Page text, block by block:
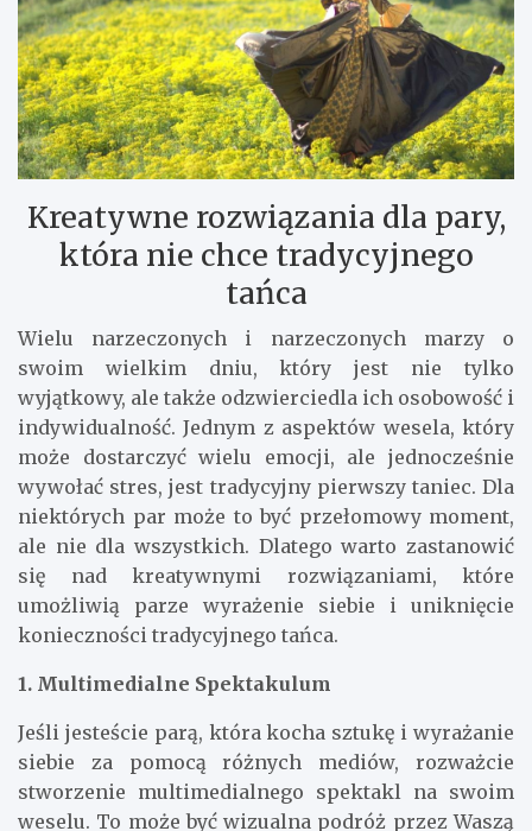
Kreatywne rozwiązania dla pary,
która nie chce tradycyjnego
tańca
Wielu narzeczonych i narzeczonych marzy o
swoim wielkim dniu, który jest nie tylko
wyjątkowy, ale także odzwierciedla ich osobowość i
indywidualność. Jednym z aspektów wesela, który
może dostarczyć wielu emocji, ale jednocześnie
wywołać stres, jest tradycyjny pierwszy taniec. Dla
niektórych par może to być przełomowy moment,
ale nie dla wszystkich. Dlatego warto zastanowić
się nad kreatywnymi rozwiązaniami, które
umożliwią parze wyrażenie siebie i uniknięcie
konieczności tradycyjnego tańca.
1. Multimedialne Spektakulum
Jeśli jesteście parą, która kocha sztukę i wyrażanie
siebie za pomocą różnych mediów, rozważcie
stworzenie multimedialnego spektakl na swoim
weselu. To może być wizualna podróż przez Waszą